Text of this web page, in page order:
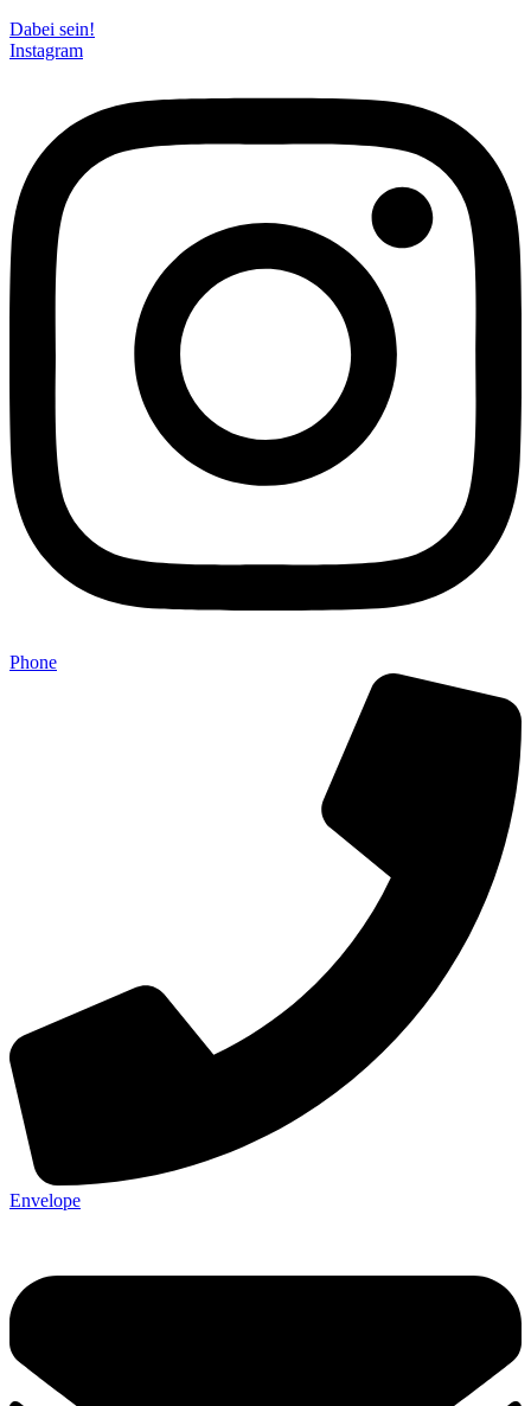
Dabei sein!
Instagram
Phone
Envelope